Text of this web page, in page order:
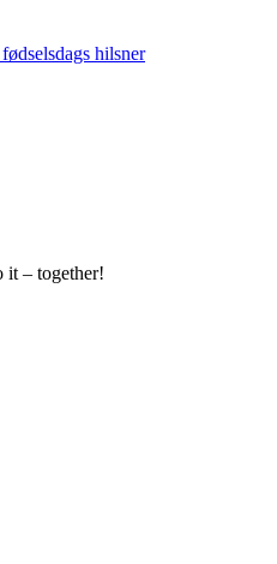
hilsner
it – together!